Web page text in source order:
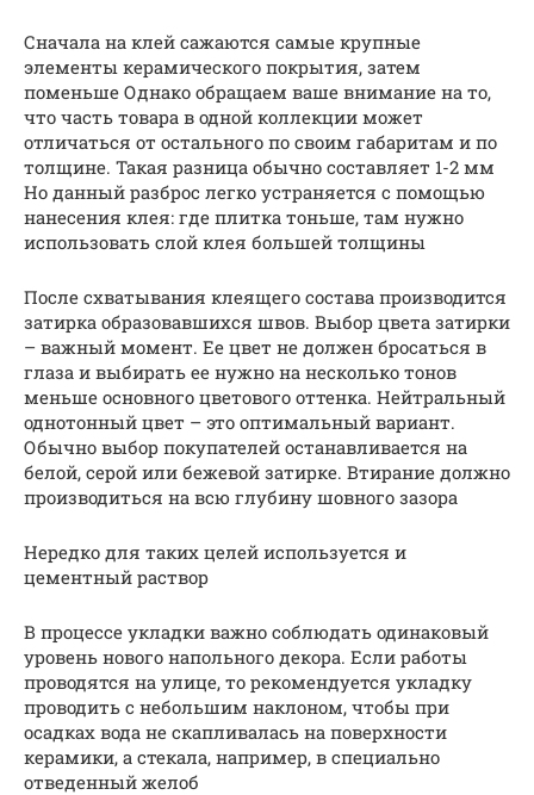
Сначала на клей сажаются самые крупные
элементы керамического покрытия, затем
поменьше Однако обращаем ваше внимание на то,
что часть товара в одной коллекции может
отличаться от остального по своим габаритам и по
толщине. Такая разница обычно составляет 1-2 мм
Но данный разброс легко устраняется с помощью
нанесения клея: где плитка тоньше, там нужно
использовать слой клея большей толщины
После схватывания клеящего состава производится
затирка образовавшихся швов. Выбор цвета затирки
– важный момент. Ее цвет не должен бросаться в
глаза и выбирать ее нужно на несколько тонов
меньше основного цветового оттенка. Нейтральный
однотонный цвет – это оптимальный вариант.
Обычно выбор покупателей останавливается на
белой, серой или бежевой затирке. Втирание должно
производиться на всю глубину шовного зазора
Нередко для таких целей используется и
цементный раствор
В процессе укладки важно соблюдать одинаковый
уровень нового напольного декора. Если работы
проводятся на улице, то рекомендуется укладку
проводить с небольшим наклоном, чтобы при
осадках вода не скапливалась на поверхности
керамики, а стекала, например, в специально
отведенный желоб